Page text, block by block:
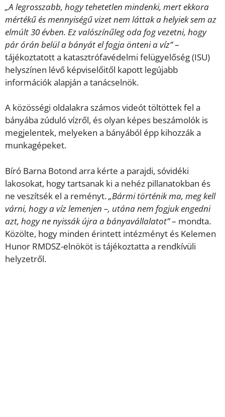
„A legrosszabb, hogy tehetetlen mindenki, mert ekkora
mértékű és mennyiségű vizet nem láttak a helyiek sem az
elmúlt 30 évben. Ez valószínűleg oda fog vezetni, hogy
pár órán belül a bányát el fogja önteni a víz”–
tájékoztatott a katasztrófavédelmi felügyelőség (ISU)
helyszínen lévő képviselőitől kapott legújabb
információk alapján a tanácselnök.
A közösségi oldalakra számos videót töltöttek fel a
bányába zúduló vízről, és olyan képes beszámolók is
megjelentek, melyeken a bányából épp kihozzák a
munkagépeket.
Bíró Barna Botond arra kérte a parajdi, sóvidéki
lakosokat, hogy tartsanak ki a nehéz pillanatokban és
ne veszítsék el a reményt.„Bármi történik ma, meg kell
várni, hogy a víz lemenjen –, utána nem fogjuk engedni
azt, hogy ne nyissák újra a bányavállalatot”– mondta.
Közölte, hogy minden érintett intézményt és Kelemen
Hunor RMDSZ-elnököt is tájékoztatta a rendkívüli
helyzetről.